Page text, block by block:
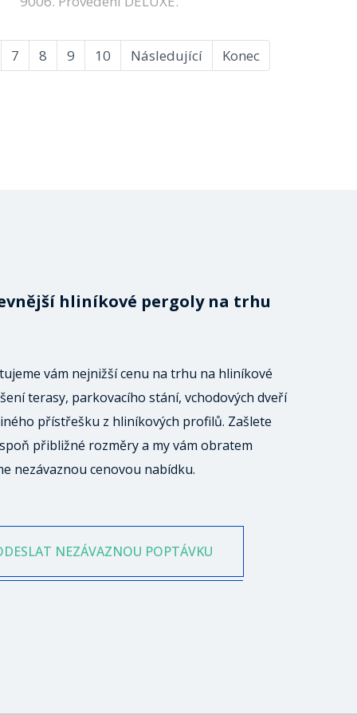
7 8 9 10 Následující Konec
hliníkové pergoly na trhu
vám nejnižší cenu na trhu na hliníkové
terasy, parkovacího stání, vchodových dveří
přístřešku z hliníkových profilů. Zašlete
přibližné rozměry a my vám obratem
nezávaznou cenovou nabídku.
NEZÁVAZNOU POPTÁVKU